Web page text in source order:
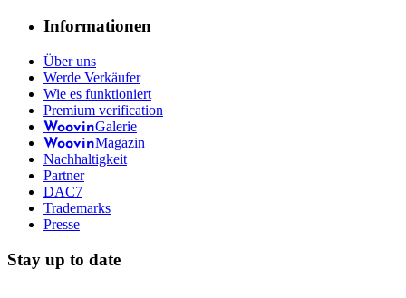
Informationen
Über uns
Werde Verkäufer
Wie es funktioniert
Premium verification
WoovinGalerie
WoovinMagazin
Nachhaltigkeit
Partner
DAC7
Trademarks
Presse
Stay up to date